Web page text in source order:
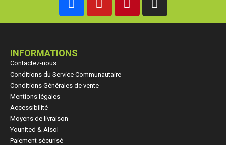
INFORMATIONS
Contactez-nous
Conditions du Service Communautaire
Conditions Générales de vente
Mentions légales
Accessibilité
Moyens de livraison
Younited & Alsol
Paiement sécurisé